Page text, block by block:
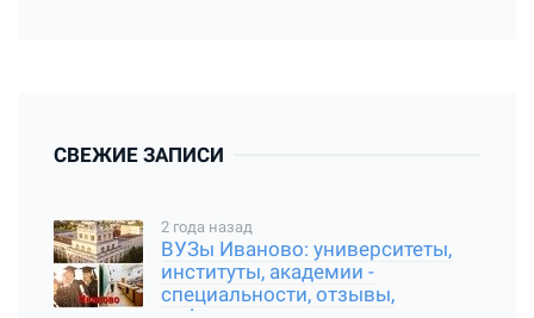
СВЕЖИЕ ЗАПИСИ
2 года назад
ВУЗы Иваново: университеты,
институты, академии -
специальности, отзывы,